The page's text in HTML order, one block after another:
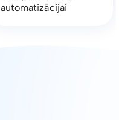
automatizācijai